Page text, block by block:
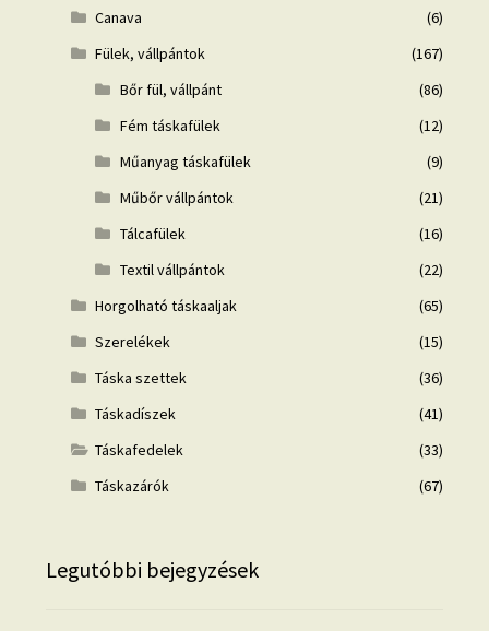
Canava
(6)
Fülek, vállpántok
(167)
Bőr fül, vállpánt
(86)
Fém táskafülek
(12)
Műanyag táskafülek
(9)
Műbőr vállpántok
(21)
Tálcafülek
(16)
Textil vállpántok
(22)
Horgolható táskaaljak
(65)
Szerelékek
(15)
Táska szettek
(36)
Táskadíszek
(41)
Táskafedelek
(33)
Táskazárók
(67)
Legutóbbi bejegyzések